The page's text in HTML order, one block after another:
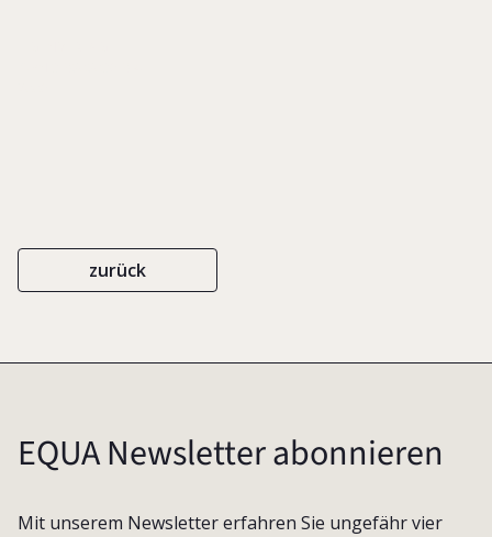
zurück
EQUA Newsletter abonnieren
Mit unserem Newsletter erfahren Sie ungefähr vier